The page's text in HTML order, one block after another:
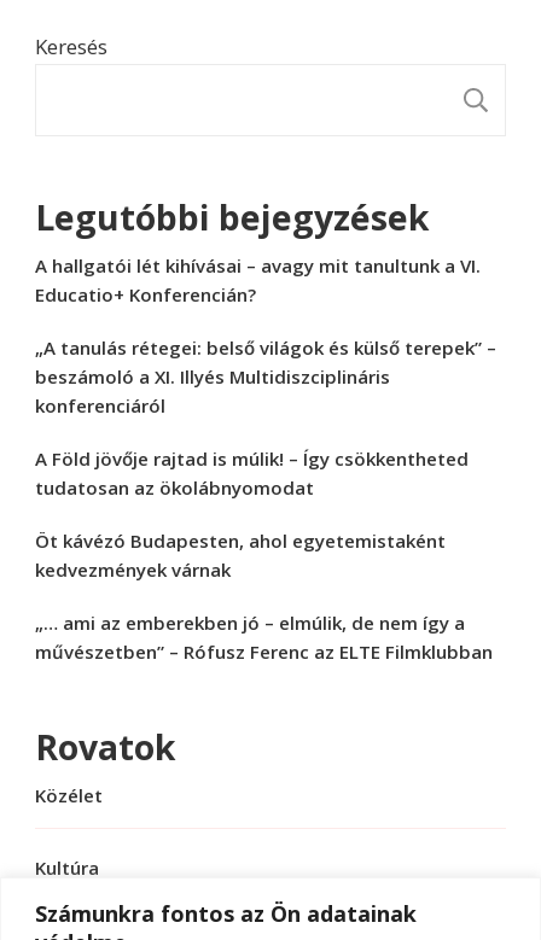
Számunkra fontos az Ön adatainak
Keresés
Legutóbbi bejegyzések
A hallgatói lét kihívásai – avagy mit tanultunk a VI.
Educatio+ Konferencián?
„A tanulás rétegei: belső világok és külső terepek” –
beszámoló a XI. Illyés Multidiszciplináris
konferenciáról
A Föld jövője rajtad is múlik! – Így csökkentheted
tudatosan az ökolábnyomodat
Öt kávézó Budapesten, ahol egyetemistaként
kedvezmények várnak
„… ami az emberekben jó – elmúlik, de nem így a
művészetben” – Rófusz Ferenc az ELTE Filmklubban
Rovatok
Közélet
Kultúra